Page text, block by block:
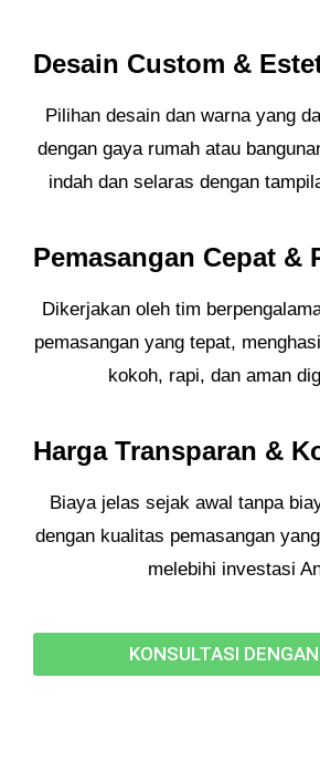
Desain Custom &
Pilihan desain dan warna yang
dengan gaya rumah atau
indah dan selaras dengan
Pemasangan Cepat &
Dikerjakan oleh tim
pemasangan yang tepat,
kokoh, rapi, dan aman
Harga Transparan &
Biaya jelas sejak awal tanpa
dengan kualitas pemasangan
melebihi investasi
KONSULTASI